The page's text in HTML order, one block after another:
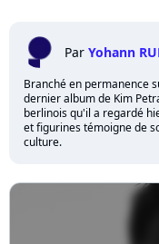
Par Yohann
Branché en permanence
dernier album de Kim
berlinois qu'il a regardé
et figurines témoigne de
culture.